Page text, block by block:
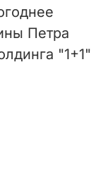
Петра
"1+1"